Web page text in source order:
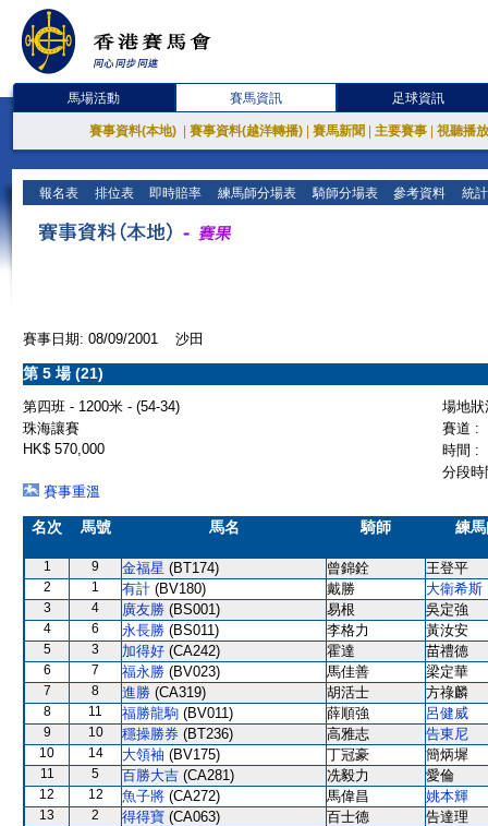
馬場活動 賽馬資訊 足球資訊
賽事資料(本地) 賽事資料(越洋轉播) 賽馬新聞 主要賽事 視聽播
報名表 排位表 即時賠率 練馬師分場表 騎師分場表 參考資料 統
賽事日期: 08/09/2001 沙田
第 5 場 (21)
第四班 - 1200米 - (54-34)
場地
珠海讓賽
賽道 :
HK$ 570,000
時間 :
分段
賽事重溫
名次 馬號 馬名 騎師 練
1 9 金福星 (BT174) 曾錦銓 王登平
2 1 有計 (BV180) 戴勝 大衛希斯
3 4 廣友勝 (BS001) 易根 吳定強
4 6 永長勝 (BS011) 李格力 黃汝安
5 3 加得好 (CA242) 霍達 苗禮德
6 7 福永勝 (BV023) 馬佳善 梁定華
7 8 進勝 (CA319) 胡活士 方祿麟
8 11 福勝龍駒 (BV011) 薛順強 呂健威
9 10 穩操勝券 (BT236) 高雅志 告東尼
10 14 大領袖 (BV175) 丁冠豪 簡炳墀
11 5 百勝大吉 (CA281) 冼毅力 愛倫
12 12 魚子將 (CA272) 馬偉昌 姚本輝
13 2 得得寶 (CA063) 百士德 告達理